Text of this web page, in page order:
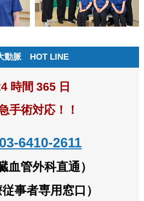
動脈 HOT LINE
時間 365 日
手術対応！！
03-6410-2611
血管外科直通）
従事者専用窓口）